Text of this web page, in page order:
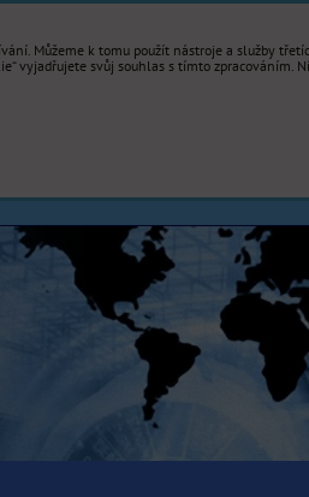
Můžeme k tomu použít nástroje a služby
vyjadřujete svůj souhlas s tímto zpracováním.